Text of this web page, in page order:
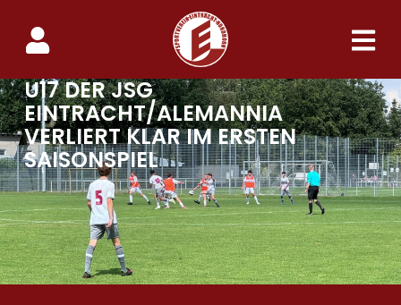
U17 DER JSG
EINTRACHT/ALEMANNIA
VERLIERT KLAR IM ERSTEN
SAISONSPIEL